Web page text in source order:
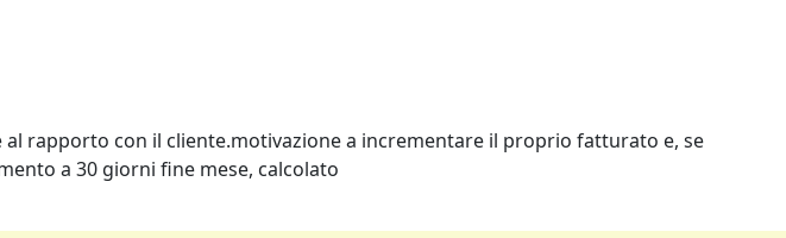
rapporto con il cliente.motivazione a incrementare il proprio fatturato e, se
a 30 giorni fine mese, calcolato